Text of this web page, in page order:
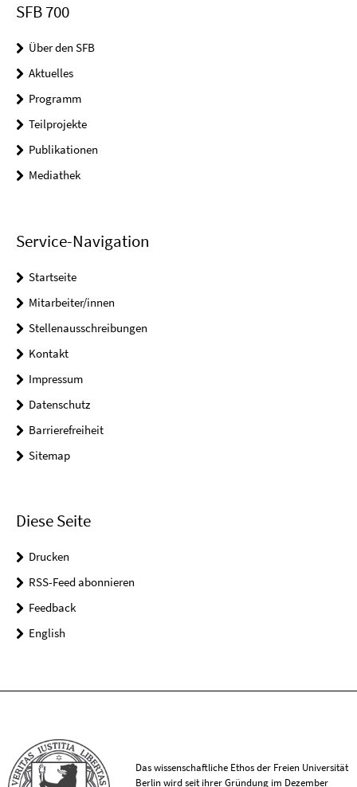
SFB 700
Über den SFB
Aktuelles
Programm
Teilprojekte
Publikationen
Mediathek
Service-Navigation
Startseite
Mitarbeiter/innen
Stellenausschreibungen
Kontakt
Impressum
Datenschutz
Barrierefreiheit
Sitemap
Diese Seite
Drucken
RSS-Feed abonnieren
Feedback
English
Das wissenschaftliche Ethos der Freien Universität
Berlin wird seit ihrer Gründung im Dezember